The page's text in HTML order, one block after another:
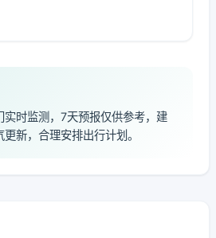
实时监测，7天预报仅供参考，建
新，合理安排出行计划。